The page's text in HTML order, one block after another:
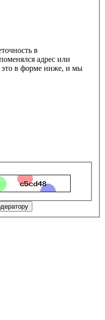
в
адрес или
это в форме ниже, и мы